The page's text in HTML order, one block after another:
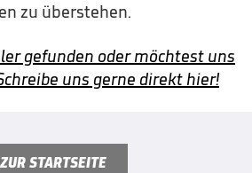
zu überstehen.
gefunden oder möchtest uns
uns gerne direkt hier!
ZUR STARTSEITE